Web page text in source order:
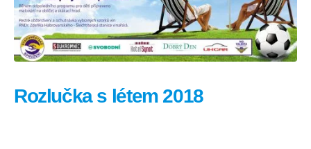
Rozlučka s létem 2018